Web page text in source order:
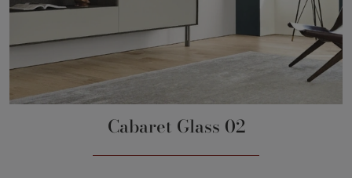
Cabaret Glass 02